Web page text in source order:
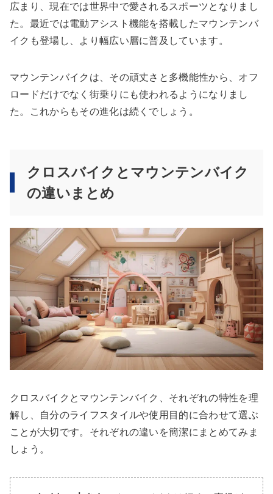
広まり、現在では世界中で愛されるスポーツとなりまし
た。最近では電動アシスト機能を搭載したマウンテンバ
イクも登場し、より幅広い層に普及しています。
マウンテンバイクは、その頑丈さと多機能性から、オフ
ロードだけでなく街乗りにも使われるようになりまし
た。これからもその進化は続くでしょう。
クロスバイクとマウンテンバイク
の違いまとめ
クロスバイクとマウンテンバイク、それぞれの特性を理
解し、自分のライフスタイルや使用目的に合わせて選ぶ
ことが大切です。それぞれの違いを簡潔にまとめてみま
しょう。